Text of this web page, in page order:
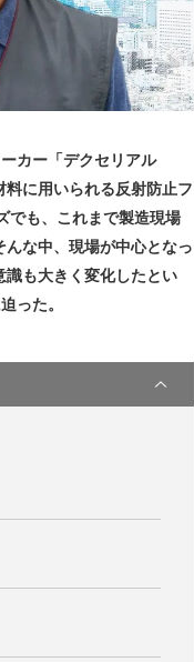
カー「デクセリアル
に用いられる反射防止フ
でも、これまで製造現場
な中、現場が中心となっ
も大きく変化したとい
った。